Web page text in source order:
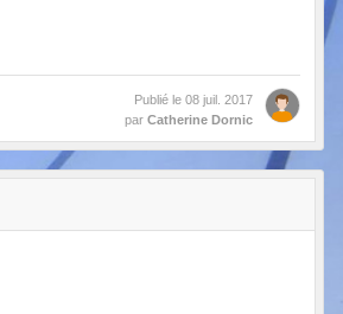
Publié le 08 juil. 2017
par Catherine Dornic